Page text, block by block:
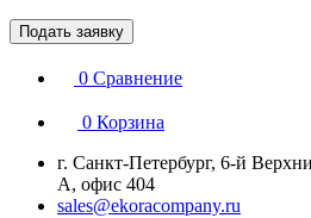
Подать заявку
0 Сравнение
0 Корзина
г. Санкт-Петербург, 6-й
А, офис 404
sales@ekoracompany.ru